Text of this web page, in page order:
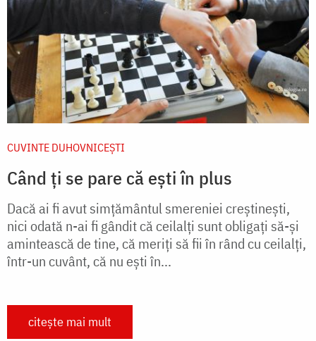
CUVINTE DUHOVNICEȘTI
Când ți se pare că ești în plus
Dacă ai fi avut simţământul smereniei creştineşti,
nici odată n-ai fi gândit că ceilalţi sunt obligaţi să-şi
amintească de tine, că meriţi să fii în rând cu ceilalţi,
într-un cuvânt, că nu eşti în...
citește mai mult